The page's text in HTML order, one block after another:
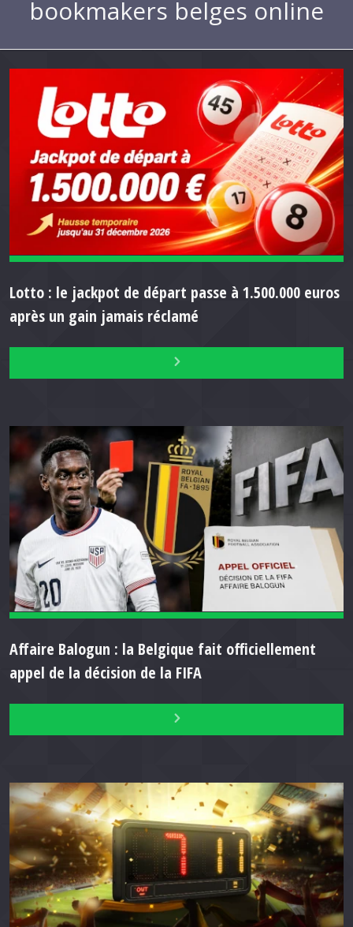
bookmakers belges online
Lotto : le jackpot de départ passe à 1.500.000 euros
après un gain jamais réclamé
Affaire Balogun : la Belgique fait officiellement
appel de la décision de la FIFA